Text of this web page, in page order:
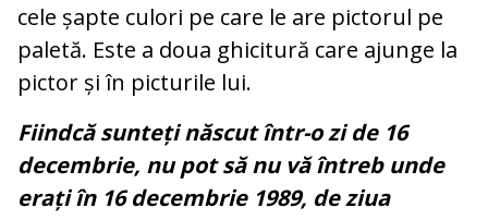
cele șapte culori pe care le are pictorul pe
paletă. Este a doua ghicitură care ajunge la
pictor și în picturile lui.
Fiindcă sunteți născut într-o zi de 16
decembrie, nu pot să nu vă întreb unde
erați în 16 decembrie 1989, de ziua